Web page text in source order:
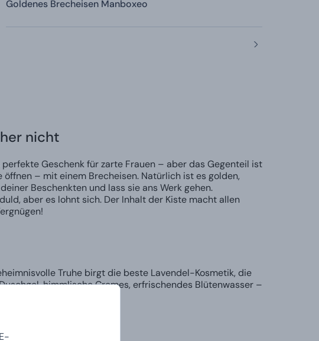
Goldenes Brecheisen Manboxeo
nicht
Geschenk für zarte Frauen – aber das Gegenteil ist
öffnen – mit einem Brecheisen. Natürlich ist es golden,
Beschenkten und lass sie ans Werk gehen.
aber es lohnt sich. Der Inhalt der Kiste macht allen
Truhe birgt die beste Lavendel-Kosmetik, die
himmlische Cremes, erfrischendes Blütenwasser –
Geschenk.